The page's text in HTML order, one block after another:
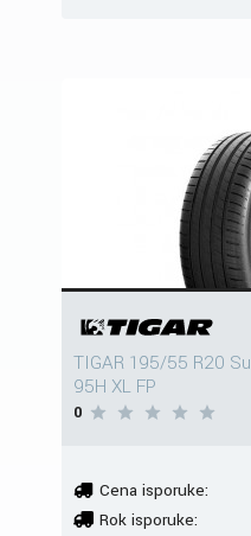
TIGAR 195/55 R20
95H XL FP
0
Cena isporuke:
Rok isporuke: